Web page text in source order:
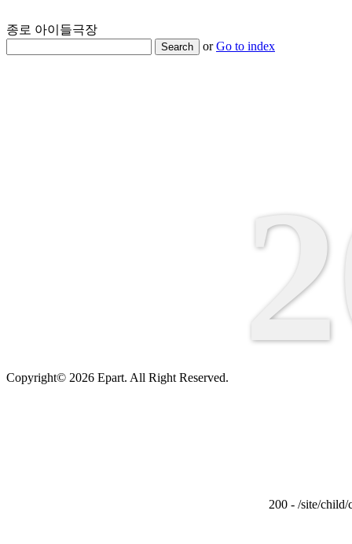
종로 아이들극장
Search orGo to index
200 - /site/child/
Copyright© 2026 Epart. All Right Reserved.